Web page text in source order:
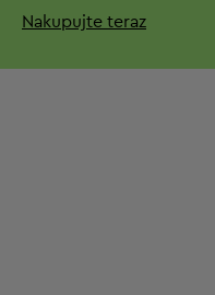
Nakupujte teraz